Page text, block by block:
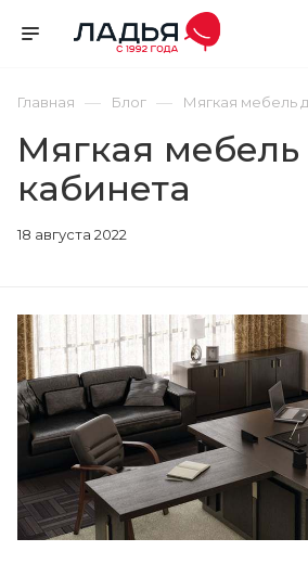
Главная — Блог — Мягкая мебель
Мягкая мебель
кабинета
18 августа 2022